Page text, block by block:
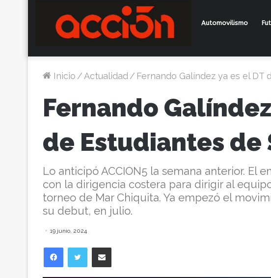
Automovilismo
Inicio / Actualidad / Fernando Galíndez ya es el DT
Fernando
de Estudiantes de
Lo anticipó ACCION5 la semana anterior. El
con la dirigencia costera para dirigir al
torneo de Mar Chiquita. Ya empezó el
su debut, en julio.
19 junio, 2024
Facebook